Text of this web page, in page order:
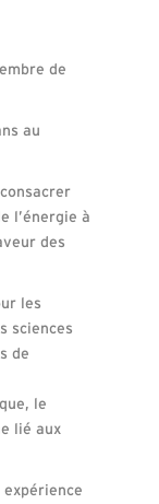
de
au
l’énergie à
des
les
sciences
de
le
lié aux